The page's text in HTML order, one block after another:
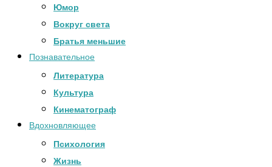
Юмор
Вокруг света
Братья меньшие
Познавательное
Литература
Культура
Кинематограф
Вдохновляющее
Психология
Жизнь